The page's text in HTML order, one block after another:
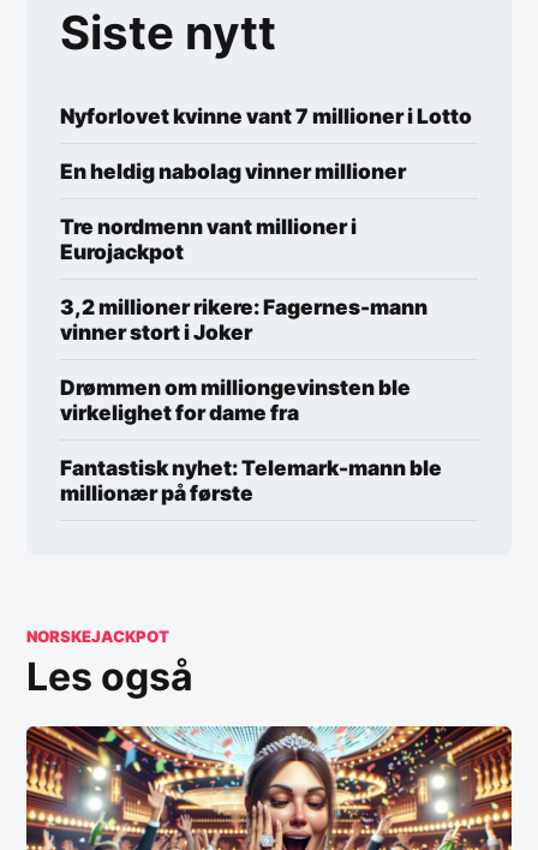
Siste nytt
Nyforlovet kvinne vant 7 millioner i Lotto
En heldig nabolag vinner millioner
Tre nordmenn vant millioner i
Eurojackpot
3,2 millioner rikere: Fagernes-mann
vinner stort i Joker
Drømmen om milliongevinsten ble
virkelighet for dame fra
Fantastisk nyhet: Telemark-mann ble
millionær på første
NORSKEJACKPOT
Les også